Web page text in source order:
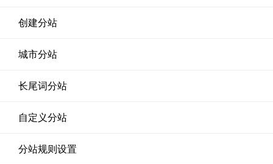
创建分站
城市分站
长尾词分站
自定义分站
分站规则设置